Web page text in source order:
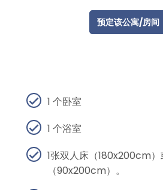
预定该公寓/房间
1 个卧室
1 个浴室
1张双人床（180x200cm
（90x200cm）。